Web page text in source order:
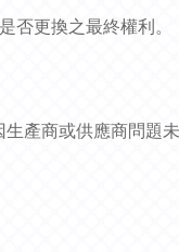
更換之最終權利。
產商或供應商問題